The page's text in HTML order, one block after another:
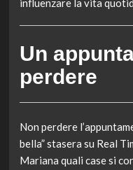
influenzare la vita
Un
perdere
Non perdere
bella” stasera su Real
Mariana quali case si